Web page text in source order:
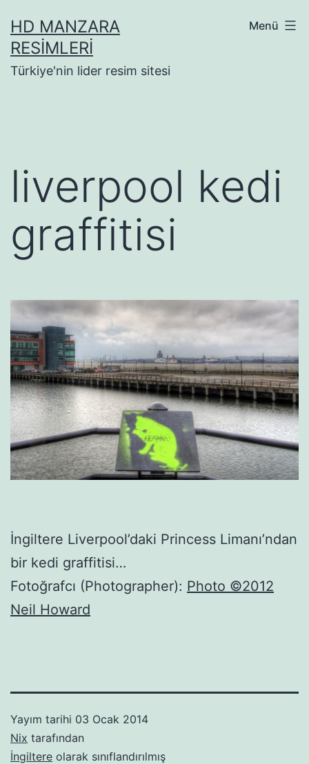
geçHD MANZARA
RESIMLERI
Türkiye'nin lider resim sitesi
Menü
liverpool kedi
graffitisi
İngiltere Liverpool’daki Princess Limanı’ndan
bir kedi graffitisi…
Fotoğrafcı (Photographer): Photo ©2012
Neil Howard
Yayım tarihi 03 Ocak 2014
Nix tarafından
İngiltere olarak sınıflandırılmış